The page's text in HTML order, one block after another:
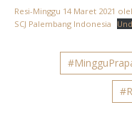
Resi-Minggu 14 Maret 2021
SCJ Palembang Indonesia